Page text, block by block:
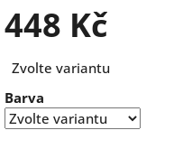
448 Kč
cena:
Zvolte variantu
Barva